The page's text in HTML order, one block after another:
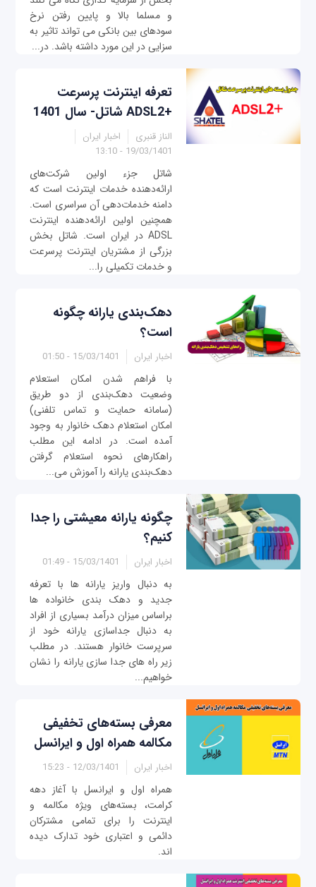
و مسلما بالا و پایین رفتن نرخ
سودهای بین بانکی می تواند تاثیر به
سزایی در این مورد داشته باشد. در...
تعرفه اینترنت پرسرعت
+ADSL2 شاتل- سال 1401
الناز قنبری
اخبار ایران
19/03/1401 - 13:10
شاتل جزء اولین شرکت‌های
ارائه‌دهنده خدمات اینترنت است که
دامنه خدمات‌دهی آن سراسری است.
همچنین اولین ارائه‌دهنده اینترنت
ADSL در ایران است. شاتل بخش
بزرگی از مشتریان اینترنت پرسرعت
و خدمات تکمیلی را...
دهک‌بندی یارانه چگونه
است؟
اخبار ایران 15/03/1401 - 01:50
با فراهم شدن امکان استعلام
وضعیت دهک‌بندی از دو طریق
(سامانه حمایت و تماس تلفنی)
امکان استعلام دهک خانوار به وجود
آمده است. در ادامه این مطلب
راهکارهای نحوه استعلام گرفتن
دهک‌بندی یارانه را آموزش می‌...
چگونه یارانه معیشتی را جدا
کنیم؟
اخبار ایران 15/03/1401 - 01:49
به دنبال واریز یارانه ها با تعرفه
جدید و دهک بندی خانواده ها
براساس میزان درآمد بسیاری از افراد
به دنبال جداسازی یارانه خود از
سرپرست خانوار هستند. در مطلب
زیر راه های جدا سازی یارانه را نشان
خواهیم...
معرفی بسته‌های تخفیفی
مکالمه همراه اول و ایرانسل
اخبار ایران 12/03/1401 - 15:23
همراه اول و ایرانسل با آغاز دهه
کرامت، بسته‌های ویژه مکالمه و
اینترنت را برای تمامی مشترکان
دائمی و اعتباری خود تدارک دیده
اند.